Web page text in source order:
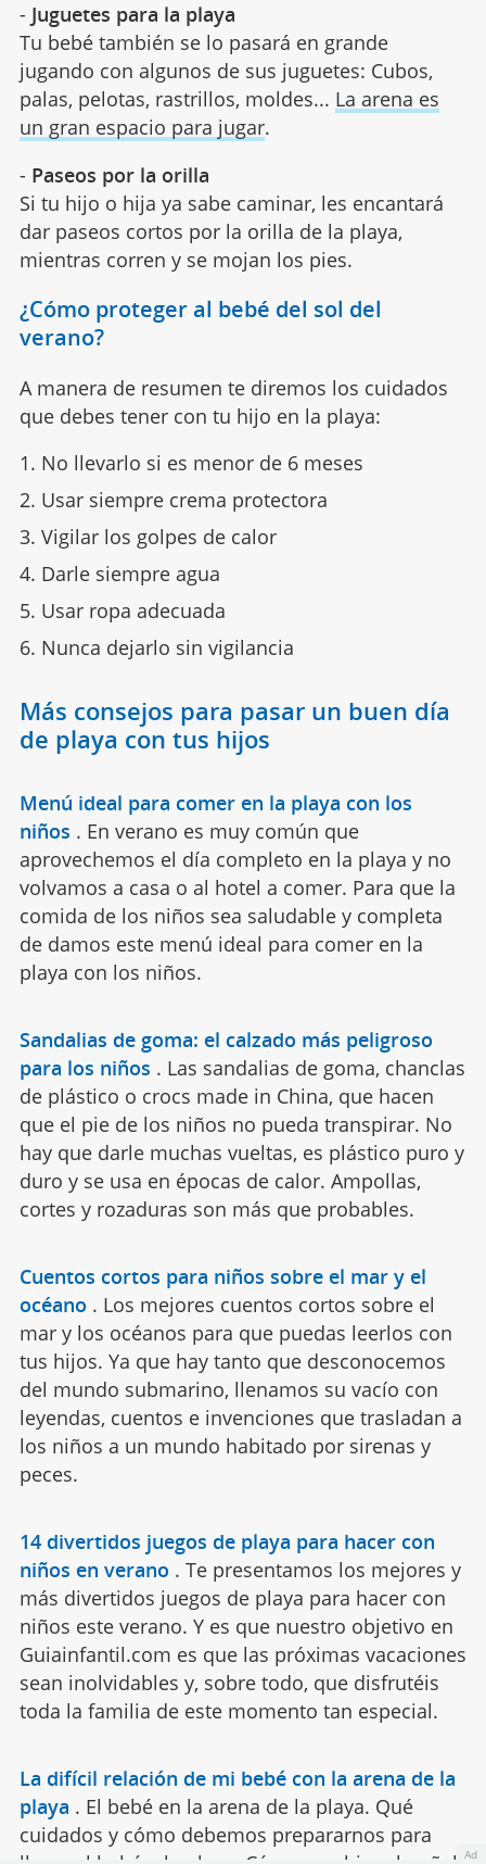
- Juguetes para la playa
Tu bebé también se lo pasará en grande
jugando con algunos de sus juguetes: Cubos,
palas, pelotas, rastrillos, moldes... La arena es
un gran espacio para jugar.
- Paseos por la orilla
Si tu hijo o hija ya sabe caminar, les encantará
dar paseos cortos por la orilla de la playa,
mientras corren y se mojan los pies.
¿Cómo proteger al bebé del sol del
verano?
A manera de resumen te diremos los cuidados
que debes tener con tu hijo en la playa:
No llevarlo si es menor de 6 meses
Usar siempre crema protectora
Vigilar los golpes de calor
Darle siempre agua
Usar ropa adecuada
Nunca dejarlo sin vigilancia
Más consejos para pasar un buen día
de playa con tus hijos
Menú ideal para comer en la playa con los
niños . En verano es muy común que
aprovechemos el día completo en la playa y no
volvamos a casa o al hotel a comer. Para que la
comida de los niños sea saludable y completa
de damos este menú ideal para comer en la
playa con los niños.
Sandalias de goma: el calzado más peligroso
para los niños . Las sandalias de goma, chanclas
de plástico o crocs made in China, que hacen
que el pie de los niños no pueda transpirar. No
hay que darle muchas vueltas, es plástico puro y
duro y se usa en épocas de calor. Ampollas,
cortes y rozaduras son más que probables.
Cuentos cortos para niños sobre el mar y el
océano . Los mejores cuentos cortos sobre el
mar y los océanos para que puedas leerlos con
tus hijos. Ya que hay tanto que desconocemos
del mundo submarino, llenamos su vacío con
leyendas, cuentos e invenciones que trasladan a
los niños a un mundo habitado por sirenas y
peces.
14 divertidos juegos de playa para hacer con
niños en verano . Te presentamos los mejores y
más divertidos juegos de playa para hacer con
niños este verano. Y es que nuestro objetivo en
Guiainfantil.com es que las próximas vacaciones
sean inolvidables y, sobre todo, que disfrutéis
toda la familia de este momento tan especial.
La difícil relación de mi bebé con la arena de la
playa . El bebé en la arena de la playa. Qué
cuidados y cómo debemos prepararnos para
Ad